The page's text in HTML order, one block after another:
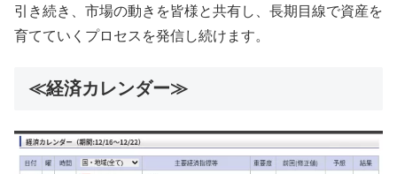
引き続き、市場の動きを皆様と共有し、長期目線で資産を
育てていくプロセスを発信し続けます。
≪経済カレンダー≫